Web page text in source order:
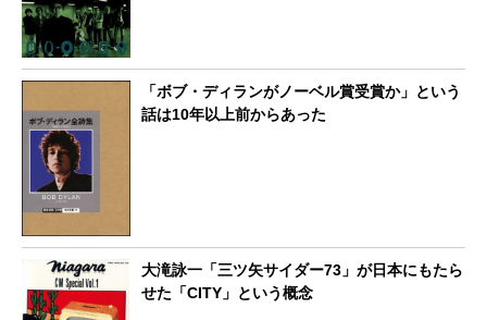
「ボブ・ディランがノーベル賞受賞か」という
話は10年以上前からあった
大滝詠一「三ツ矢サイダー73」が日本にもたら
せた「CITY」という概念